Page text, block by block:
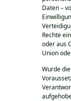
Daten –
Rechte
oder aus
Union
Wurde